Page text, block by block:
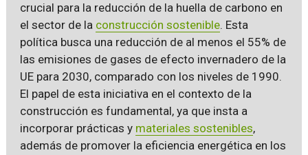
crucial para la reducción de la huella de carbono en
el sector de la construcción sostenible. Esta
política busca una reducción de al menos el 55% de
las emisiones de gases de efecto invernadero de la
UE para 2030, comparado con los niveles de 1990.
El papel de esta iniciativa en el contexto de la
construcción es fundamental, ya que insta a
incorporar prácticas y materiales sostenibles,
además de promover la eficiencia energética en los